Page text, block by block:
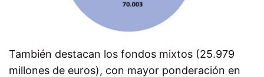
También destacan los fondos mixtos (25.979
millones de euros), con mayor ponderación en